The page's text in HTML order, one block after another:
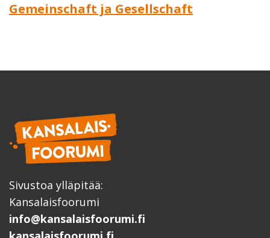
Gemeinschaft ja Gesellschaft
Sivustoa ylläpitää:
Kansalaisfoorumi
info@kansalaisfoorumi.fi